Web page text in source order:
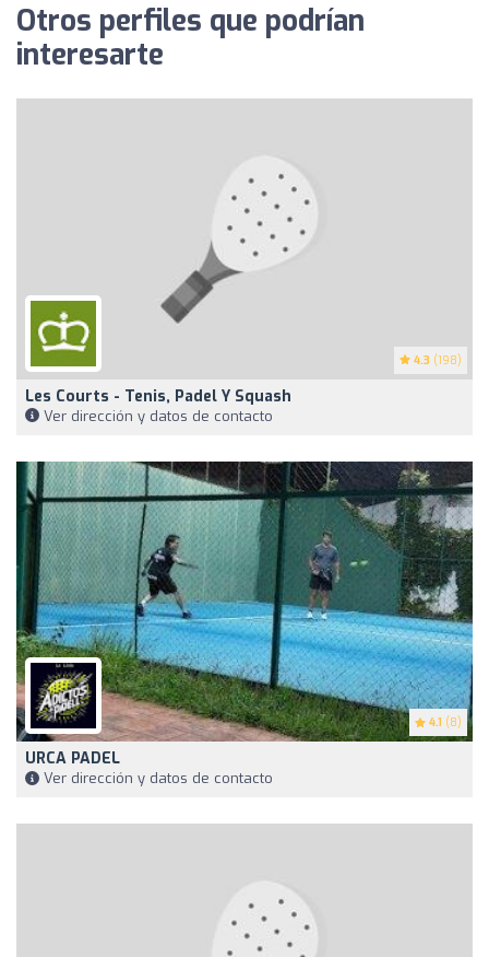
Otros perfiles que podrían
interesarte
4.3 (198)
Les Courts - Tenis, Padel Y Squash
Ver dirección y datos de contacto
4.1 (8)
URCA PADEL
Ver dirección y datos de contacto